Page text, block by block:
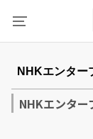
NHKエンタ